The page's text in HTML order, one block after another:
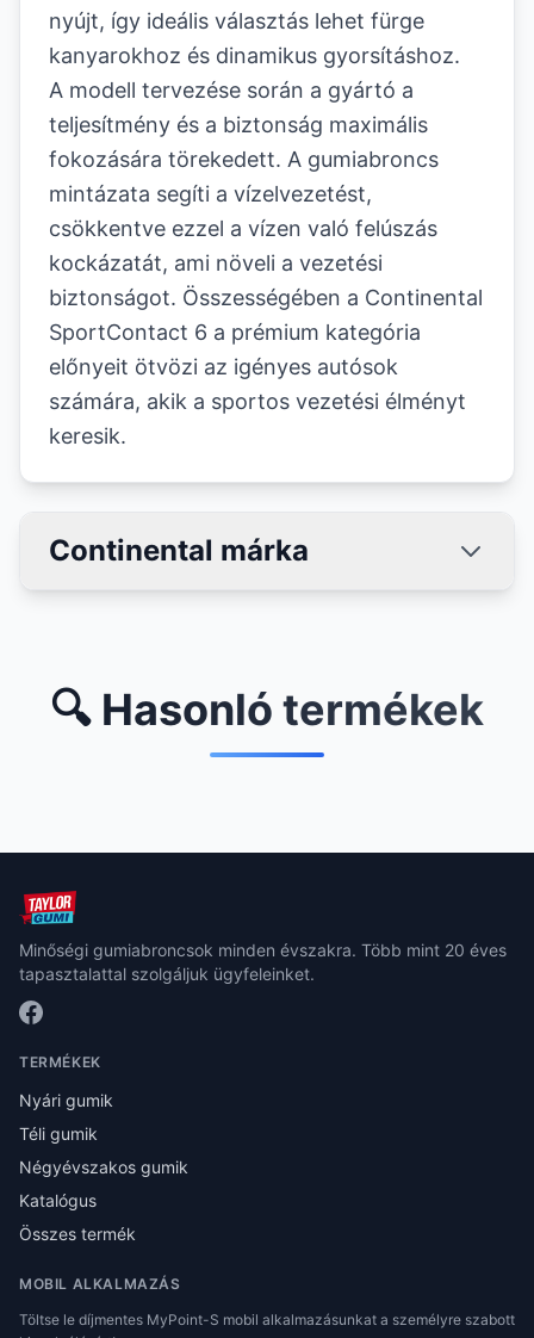
nyújt, így ideális választás lehet fürge
kanyarokhoz és dinamikus gyorsításhoz.
A modell tervezése során a gyártó a
teljesítmény és a biztonság maximális
fokozására törekedett. A gumiabroncs
mintázata segíti a vízelvezetést,
csökkentve ezzel a vízen való felúszás
kockázatát, ami növeli a vezetési
biztonságot. Összességében a Continental
SportContact 6 a prémium kategória
előnyeit ötvözi az igényes autósok
számára, akik a sportos vezetési élményt
keresik.
Continental márka
🔍 Hasonló termékek
Minőségi gumiabroncsok minden évszakra. Több mint 20 éves
tapasztalattal szolgáljuk ügyfeleinket.
TERMÉKEK
Nyári gumik
Téli gumik
Négyévszakos gumik
Katalógus
Összes termék
MOBIL ALKALMAZÁS
Töltse le díjmentes MyPoint-S mobil alkalmazásunkat a személyre szabott